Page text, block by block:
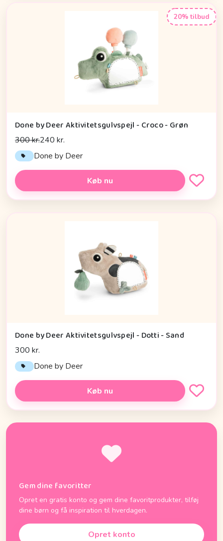
20% tilbud
Done by Deer Aktivitetsgulvspejl - Croco - Grøn
300 kr.240 kr.
Done by Deer
Køb nu
Done by Deer Aktivitetsgulvspejl - Dotti - Sand
300 kr.
Done by Deer
Køb nu
Gem dine favoritter
Opret en gratis konto og gem dine favoritprodukter, tilføj
dine børn og få inspiration til hverdagen.
Opret konto